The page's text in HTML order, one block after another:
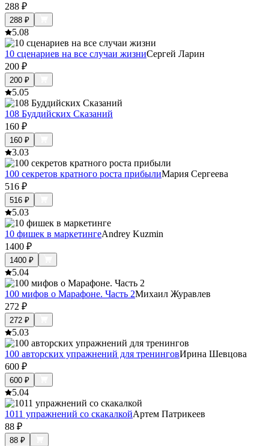
288 ₽
288 ₽
5.08
10 сценариев на все случаи жизниСергей Ларин
200 ₽
200 ₽
5.05
108 Буддийских Сказаний
160 ₽
160 ₽
3.03
100 секретов кратного роста прибылиМария Сергеева
516 ₽
516 ₽
5.03
10 фишек в маркетингеAndrey Kuzmin
1400 ₽
1400 ₽
5.04
100 мифов о Марафоне. Часть 2Михаил Журавлев
272 ₽
272 ₽
5.03
100 авторских упражнений для тренинговИрина Шевцова
600 ₽
600 ₽
5.04
1011 упражнений со скакалкойАртем Патрикеев
88 ₽
88 ₽